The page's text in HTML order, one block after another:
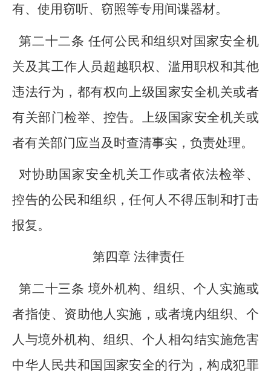
有、使用窃听、窃照等专用间谍器材。
第二十二条 任何公民和组织对国家安全机
关及其工作人员超越职权、滥用职权和其他
违法行为，都有权向上级国家安全机关或者
有关部门检举、控告。上级国家安全机关或
者有关部门应当及时查清事实，负责处理。
对协助国家安全机关工作或者依法检举、
控告的公民和组织，任何人不得压制和打击
报复。
第四章 法律责任
第二十三条 境外机构、组织、个人实施或
者指使、资助他人实施，或者境内组织、个
人与境外机构、组织、个人相勾结实施危害
中华人民共和国国家安全的行为，构成犯罪